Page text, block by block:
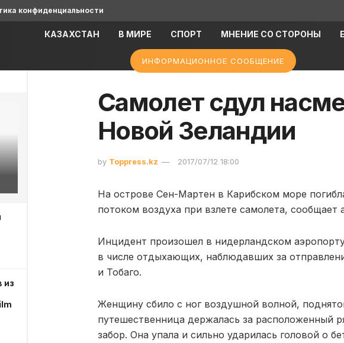
из
конфиденциальности
КАЗАХСТАН В МИРЕ СПОРТ МНЕНИЕ СО СТОРОНЫ
ИНФОРМАЦИОННОЕ СООБЩЕНИЕ
Самолет сдул
Новой Зеландии
by Toppress.kz 2017/07/12 18:00
На острове Сен-Мартен в Карибском море
потоком воздуха при взлете самолета, сообщает
Инцидент произошел в нидерландском
в числе отдыхающих, наблюдавших за
и Тобаго.
Женщину сбило с ног воздушной волной,
путешественница держалась за расположенный
забор. Она упала и сильно ударилась головой о